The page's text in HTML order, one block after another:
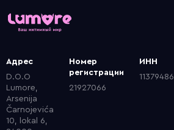
Адрес
D.O.O
Lumore,
Arsenija
Čarnojevića
10, lokal 6,
Номер
регистрации
21927066
ИНН